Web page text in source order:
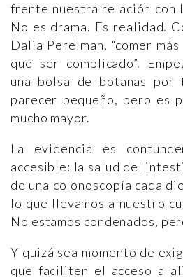
frente nuestra relación con
No es drama. Es realidad.
Dalia Perelman, “comer
qué ser complicado”.
una bolsa de botanas por
parecer pequeño, pero es
mucho mayor.
La evidencia es
accesible: la salud del
de una colonoscopía cada
lo que llevamos a nuestro
No estamos condenados,
Y quizá sea momento de
que faciliten el acceso a